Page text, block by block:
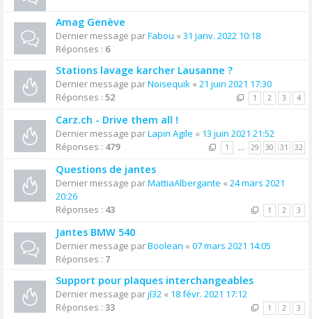
Amag Genève
Dernier message parFabou « 31 janv. 2022 10:18
Réponses : 6
Stations lavage karcher Lausanne ?
Dernier message parNoisequik « 21 juin 2021 17:30
Réponses : 52 1 2 3 4
Carz.ch - Drive them all !
Dernier message parLapin Agile « 13 juin 2021 21:52
Réponses : 479 1 … 29 30 31 32
Questions de jantes
Dernier message parMattiaAlbergante « 24 mars 2021
20:26
Réponses : 43 1 2 3
Jantes BMW 540
Dernier message parBoolean « 07 mars 2021 14:05
Réponses : 7
Support pour plaques interchangeables
Dernier message parjl32 « 18 févr. 2021 17:12
Réponses : 33 1 2 3